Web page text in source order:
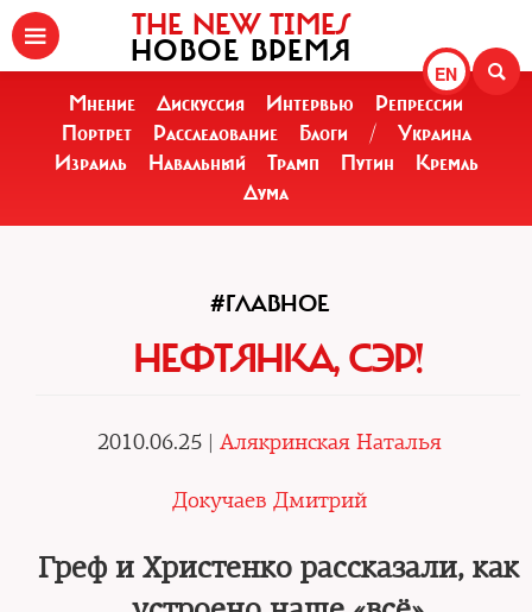
EN
THE NEW TIMES
НОВОЕ ВРЕМЯ
Мнение Дискуссия Интервью
Репрессии
Портрет
Расследование Блоги /
Украина
Израиль
Навальный Трамп Путин
Кремль
Дума
#ГЛАВНОЕ
НЕФТЯНКА, СЭР!
2010.06.25 | Алякринская Наталья
Докучаев Дмитрий
Греф и Христенко рассказали, как